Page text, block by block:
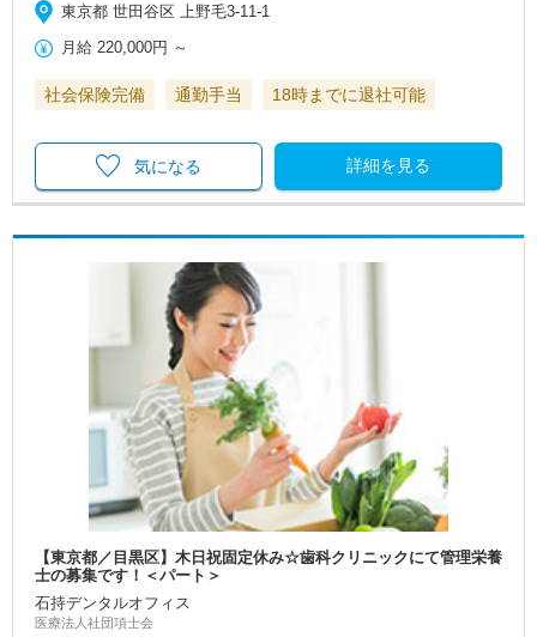
東京都 世田谷区 上野毛3-11-1
月給 220,000円 ～
社会保険完備 通勤手当 18時までに退社可能
詳細を見る
気になる
【東京都／目黒区】木日祝固定休み☆歯科クリニックにて管理栄養
士の募集です！＜パート＞
石持デンタルオフィス
医療法人社団項士会